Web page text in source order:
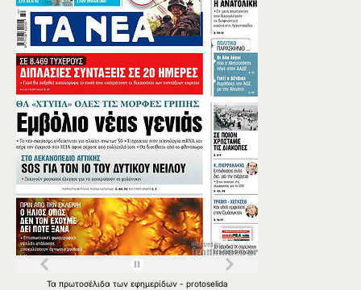
Τα πρωτοσέλιδα των εφημερίδων - protoselida